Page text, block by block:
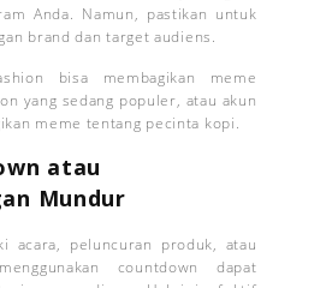
Anda. Namun, pastikan untuk
brand dan target audiens.
bisa membagikan meme
yang sedang populer, atau akun
meme tentang pecinta kopi.
atau
Mundur
acara, peluncuran produk, atau
countdown dapat